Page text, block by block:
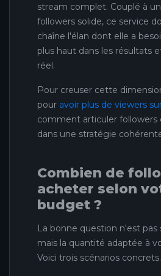
stream complet. Couplé à
followers solide, ce service
chaîne l'élan dont elle a
plus haut dans les résultats
réel.
Pour creuser cette
pour avoir plus de viewers
comment articuler followers
dans une stratégie
Combien de
acheter selon
budget ?
La bonne question n'est pas
mais la quantité adaptée à
Voici trois scénarios concrets.